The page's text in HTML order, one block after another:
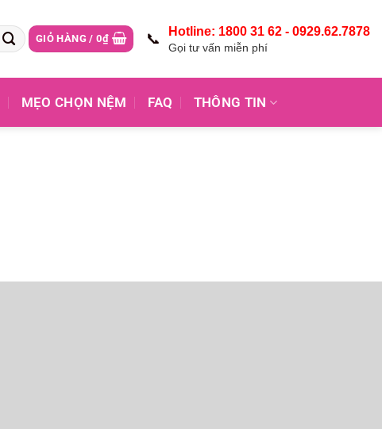
GIỎ HÀNG /0₫ 📞 Hotline: 1800 31 62 - 0929.62.7878
Gọi tư vấn miễn phí
MẸO CHỌN NỆM FAQ THÔNG TIN